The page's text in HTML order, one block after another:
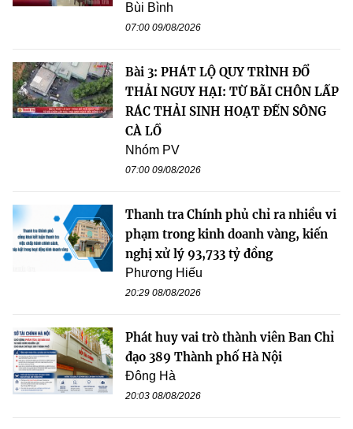
Bùi Bình
07:00 09/08/2026
Bài 3: PHÁT LỘ QUY TRÌNH ĐỔ
THẢI NGUY HẠI: TỪ BÃI CHÔN LẤP
RÁC THẢI SINH HOẠT ĐẾN SÔNG
CÀ LỒ
Nhóm PV
07:00 09/08/2026
Thanh tra Chính phủ chỉ ra nhiều vi
phạm trong kinh doanh vàng, kiến
nghị xử lý 93,733 tỷ đồng
Phương Hiếu
20:29 08/08/2026
Phát huy vai trò thành viên Ban Chỉ
đạo 389 Thành phố Hà Nội
Đông Hà
20:03 08/08/2026